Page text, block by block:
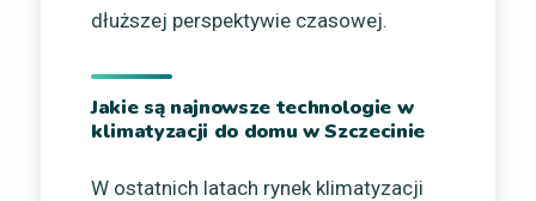
dłuższej perspektywie czasowej.
Jakie są najnowsze technologie w
klimatyzacji do domu w Szczecinie
W ostatnich latach rynek klimatyzacji